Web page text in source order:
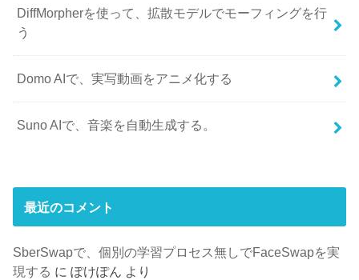
DiffMorpherを使って、拡散モデルでモーフィングを行
う
Domo AIで、実写動画をアニメ化する
Suno AIで、音楽を自動生成する。
最近のコメント
SberSwapで、個別の学習プロセス無しでFaceSwapを実
現する にぽけぽん より